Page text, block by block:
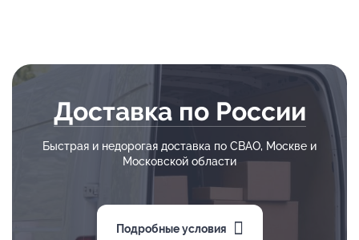
Доставка по России
Быстрая и недорогая доставка по СВАО, Москве и
Московской области
Подробные условия